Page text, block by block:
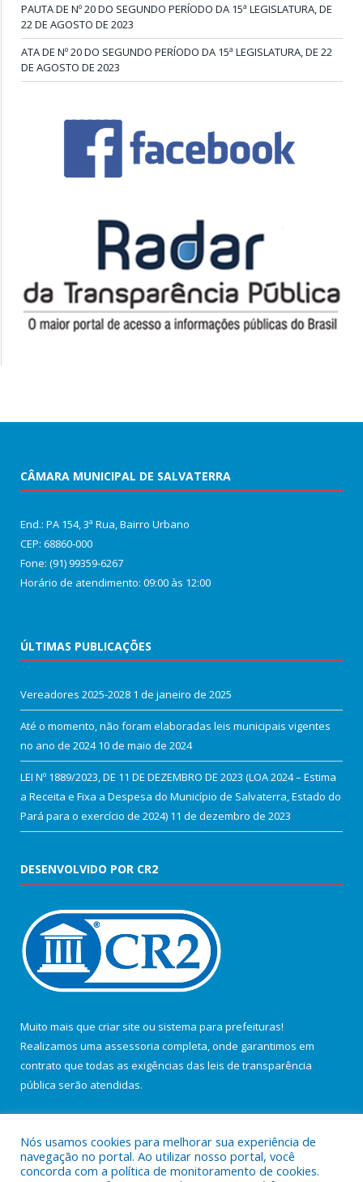
PAUTA DE Nº 20 DO SEGUNDO PERÍODO DA 15ª LEGISLATURA, DE
22 DE AGOSTO DE 2023
ATA DE Nº 20 DO SEGUNDO PERÍODO DA 15ª LEGISLATURA, DE 22
DE AGOSTO DE 2023
CÂMARA MUNICIPAL DE SALVATERRA
End.: PA 154, 3ª Rua, Bairro Urbano
CEP: 68860‑000
Fone: (91) 99359-6267
Horário de atendimento: 09:00 às 12:00
ÚLTIMAS PUBLICAÇÕES
Vereadores 2025-2028 1 de janeiro de 2025
Até o momento, não foram elaboradas leis municipais vigentes
no ano de 2024 10 de maio de 2024
LEI Nº 1889/2023, DE 11 DE DEZEMBRO DE 2023 (LOA 2024 – Estima
a Receita e Fixa a Despesa do Município de Salvaterra, Estado do
Pará para o exercício de 2024) 11 de dezembro de 2023
DESENVOLVIDO POR CR2
Muito mais que criar site ou sistema para prefeituras!
Realizamos uma assessoria completa, onde garantimos em
contrato que todas as exigências das leis de transparência
pública serão atendidas.
Nós usamos cookies para melhorar sua experiência de
navegação no portal. Ao utilizar nosso portal, você
concorda com a política de monitoramento de cookies.